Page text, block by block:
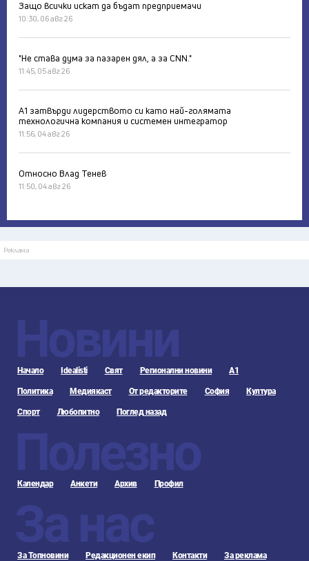
Защо всички искат да бъдат предприемачи
10:30, 06 авг 26
"Не става дума за пазарен дял, а за CNN."
11:45, 05 авг 26
А1 затвърди лидерството си като най-голямата
технологична компания и системен интегратор
11:56, 04 авг 26
Относно Влад Тенев
11:50, 04 авг 26
Реклама
Новини
Начало Idealisti Свят Регионални новини А1
Политика Медиякаст От редакторите София Култура
Спорт Любопитно Поглед назад
Полезно
Календар Анкети Архив Профил
За нас
За Топновини Редакционен екип Контакти За реклама